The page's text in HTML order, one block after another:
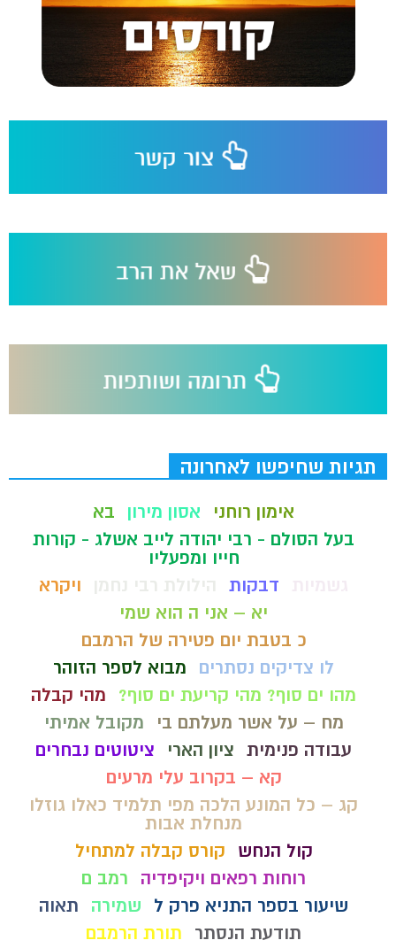
תגיות שחיפשו לאחרונה
אימון רוחני אסון מירון
בא
בעל הסולם - רבי יהודה לייב אשלג - קורות
חייו ומפעליו
דבקות
ויקרא
יא – אני ה הוא שמי
כ בטבת יום פטירה של הרמבם
לו צדיקים נסתרים
מבוא לספר הזוהר
מהו ים סוף? מהי קריעת ים סוף?
מהי קבלה
מח – על אשר מעלתם בי
מקובל אמיתי
עבודה פנימית ציון הארי
ציטוטים נבחרים
קא – בקרוב עלי מרעים
קג – כל המונע הלכה מפי תלמיד כאלו גוזלו
מנחלת אבות
קול הנחש
קורס קבלה למתחיל
רוחות רפאים ויקיפדיה
רמב ם
שיעור בספר התניא פרק ל
שמירה
תאוה
תודעת הנסתר
תורת הרמבם